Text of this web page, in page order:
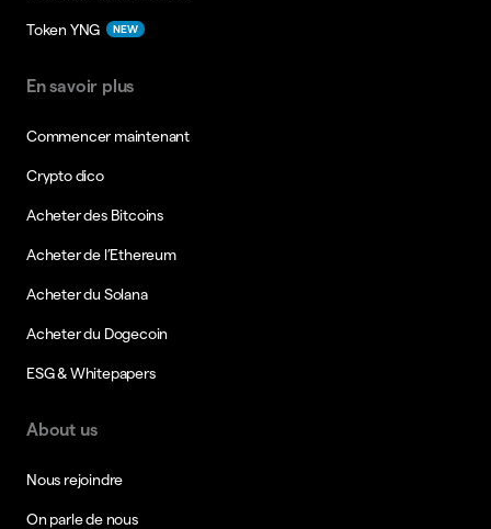
Token YNG NEW
En savoir plus
Commencer maintenant
Crypto dico
Acheter des Bitcoins
Acheter de l’Ethereum
Acheter du Solana
Acheter du Dogecoin
ESG & Whitepapers
About us
Nous rejoindre
On parle de nous